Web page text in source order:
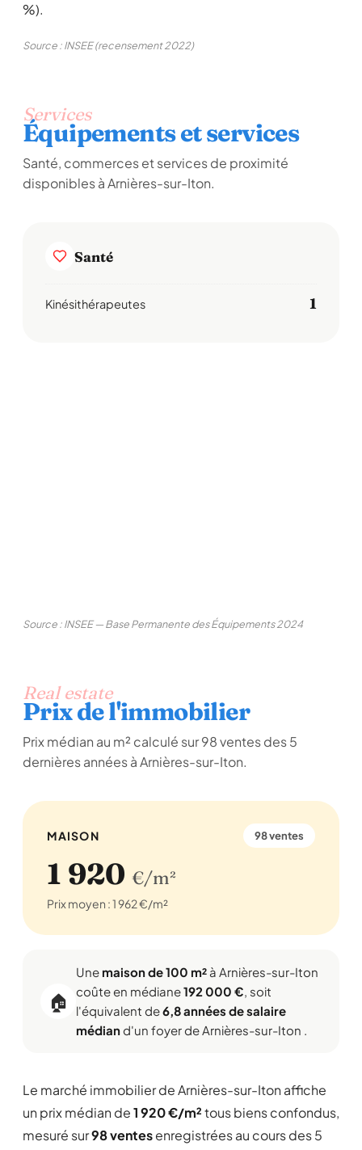
%).
Source : INSEE (recensement 2022)
Services
Équipements et services
Santé, commerces et services de proximité
disponibles à Arnières-sur-Iton.
Santé
Kinésithérapeutes 1
Source : INSEE — Base Permanente des Équipements 2024
Real estate
Prix de l'immobilier
Prix médian au m² calculé sur 98 ventes des 5
dernières années à Arnières-sur-Iton.
MAISON 98 ventes
1 920 €/m²
Prix moyen : 1 962 €/m²
🏠
Une maison de 100 m² à Arnières-sur-Iton
coûte en médiane192 000 €, soit
l'équivalent de6,8 années de salaire
médiand'un foyer de Arnières-sur-Iton .
Le marché immobilier de Arnières-sur-Iton affiche
un prix médian de1 920 €/m²tous biens confondus,
mesuré sur98 ventesenregistrées au cours des 5